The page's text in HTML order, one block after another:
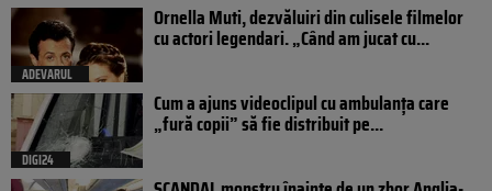
ADEVARUL
Ornella Muti, dezvăluiri din culisele filmelor
cu actori legendari. „Când am jucat cu...
DIGI24
Cum a ajuns videoclipul cu ambulanța care
„fură copii” să fie distribuit pe...